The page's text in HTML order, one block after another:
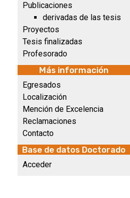
Publicaciones
derivadas de las tesis
Proyectos
Tesis finalizadas
Profesorado
Más información
Egresados
Localización
Mención de Excelencia
Reclamaciones
Contacto
Base de datos Doctorado
Acceder